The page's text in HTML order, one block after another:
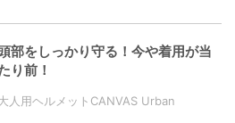
部をしっかり守る！今や着用が当
り前！
人用ヘルメットCANVAS Urban